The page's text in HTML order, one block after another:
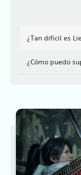
¿Tan difícil es
¿Cómo puedo